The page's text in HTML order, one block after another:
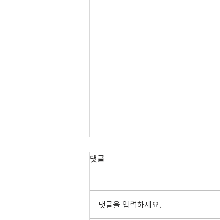
08.02.2026 주보
댓글
댓글을 입력하세요.